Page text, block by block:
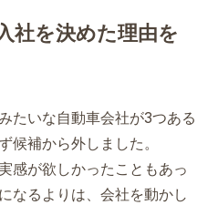
社を決めた理由を
たいな自動車会社が3つある
候補から外しました。
感が欲しかったこともあっ
なるよりは、会社を動かし